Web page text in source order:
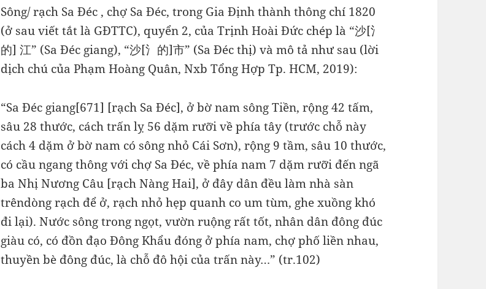
Sông/ rạch Sa Đéc , chợ Sa Đéc, trong Gia Định thành thông chí 1820
(ở sau viết tắt là GĐTTC), quyển 2, của Trịnh Hoài Đức chép là “沙[氵
的] 江” (Sa Đéc giang), “沙[氵的]市” (Sa Đéc thị) và mô tả như sau (lời
dịch chú của Phạm Hoàng Quân, Nxb Tổng Hợp Tp. HCM, 2019):
“Sa Đéc giang[671] [rạch Sa Đéc], ở bờ nam sông Tiền, rộng 42 tấm,
sâu 28 thước, cách trấn lỵ 56 dặm rưỡi về phía tây (trước chỗ này
cách 4 dặm ở bờ nam có sông nhỏ Cái Sơn), rộng 9 tầm, sâu 10 thước,
có cầu ngang thông với chợ Sa Đéc, về phía nam 7 dặm rưỡi đến ngã
ba Nhị Nương Câu [rạch Nàng Hai], ở đây dân đều làm nhà sàn
trêndòng rạch để ở, rạch nhỏ hẹp quanh co um tùm, ghe xuồng khó
đi lại). Nước sông trong ngọt, vườn ruộng rất tốt, nhân dân đông đúc
giàu có, có đồn đạo Đông Khẩu đóng ở phía nam, chợ phố liền nhau,
thuyền bè đông đúc, là chỗ đô hội của trấn này…” (tr.102)